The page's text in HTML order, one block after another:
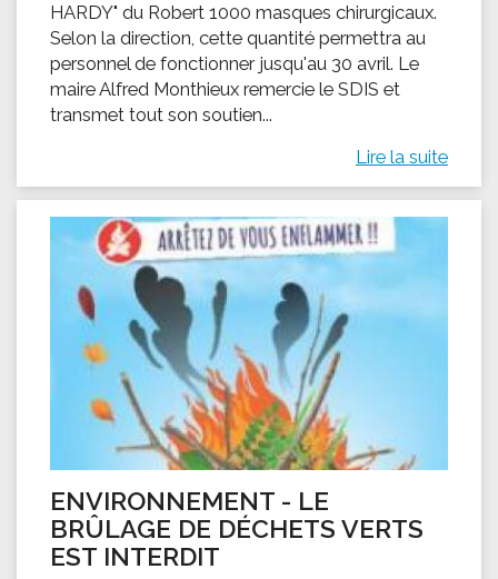
HARDY" du Robert 1000 masques chirurgicaux.
Selon la direction, cette quantité permettra au
personnel de fonctionner jusqu'au 30 avril. Le
maire Alfred Monthieux remercie le SDIS et
transmet tout son soutien...
Lire la suite
ENVIRONNEMENT - LE
BRÛLAGE DE DÉCHETS VERTS
EST INTERDIT